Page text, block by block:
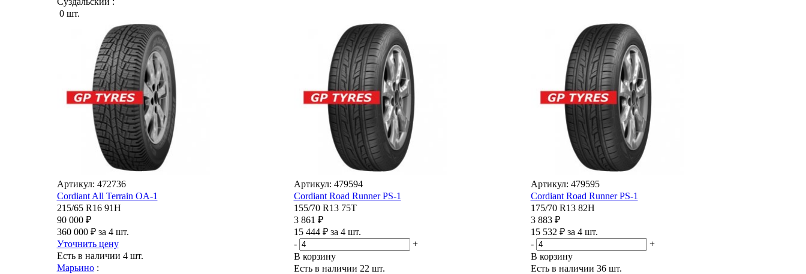
0 шт.
Артикул: 472736
Cordiant All Terrain OA-1
215/65 R16 91H
90 000 ₽
360 000 ₽ за 4 шт.
Уточнить цену
Есть в наличии 4 шт.
Марьино:
Артикул: 479594
Cordiant Road Runner PS-1
155/70 R13 75T
3 861 ₽
15 444 ₽ за 4 шт.
-
+
В корзину
Есть в наличии 22 шт.
Артикул: 479595
Cordiant Road Runner PS-1
175/70 R13 82H
3 883 ₽
15 532 ₽ за 4 шт.
-
+
В корзину
Есть в наличии 36 шт.